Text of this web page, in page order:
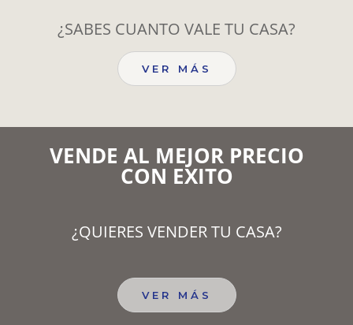
¿SABES CUANTO VALE TU CASA?
VER MÁS
VENDE AL MEJOR PRECIO
CON EXITO
¿QUIERES VENDER TU CASA?
VER MÁS